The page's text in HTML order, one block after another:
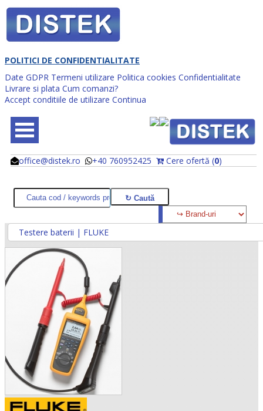
POLITICI DE CONFIDENTIALITATE
Date GDPR Termeni utilizare Politica cookies Confidentialitate
Livrare si plata Cum comanzi?
Accept conditiile de utilizare Continua
office@distek.ro +40 760952425 Cere ofertă (0)
@
@
Testere baterii | FLUKE